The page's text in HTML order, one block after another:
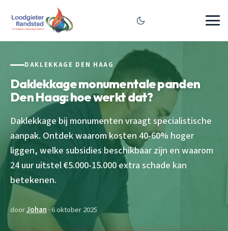
DAKLEKKAGE DEN HAAG
Daklekkage monumentale panden
Den Haag: hoe werkt dat?
Daklekkage bij monumenten vraagt specialistische
aanpak. Ontdek waarom kosten 40-60% hoger
liggen, welke subsidies beschikbaar zijn en waarom
24 uur uitstel €5.000-15.000 extra schade kan
betekenen.
doorJohan · 6 oktober 2025